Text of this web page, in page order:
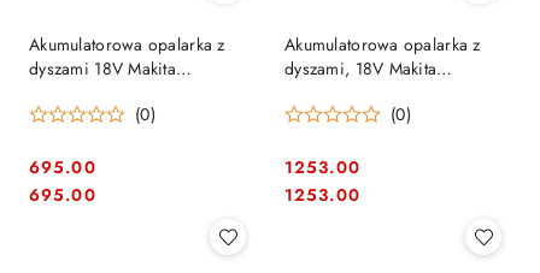
Akumulatorowa opalarka z
dyszami 18V Makita
(0)
Cena:
695.00
Cena:
695.00
Akumulatorowa opalarka z
dyszami, 18V Makita
LXT
(0)
Cena:
1253.00
Cena:
1253.00